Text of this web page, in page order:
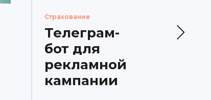
Страхование
Телеграм-
бот для
рекламной
кампании